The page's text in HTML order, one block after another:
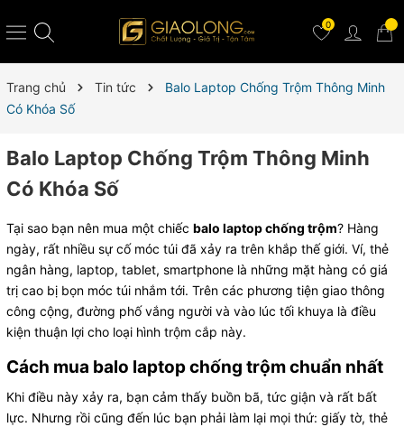
0
Trang chủ Tin tức
Balo Laptop Chống Trộm Thông Minh
Có Khóa Số
Balo Laptop Chống Trộm Thông Minh
Có Khóa Số
Tại sao bạn nên mua một chiếc balo laptop chống trộm? Hàng
ngày, rất nhiều sự cố móc túi đã xảy ra trên khắp thế giới. Ví, thẻ
ngân hàng, laptop, tablet, smartphone là những mặt hàng có giá
trị cao bị bọn móc túi nhắm tới. Trên các phương tiện giao thông
công cộng, đường phố vắng người và vào lúc tối khuya là điều
kiện thuận lợi cho loại hình trộm cắp này.
Cách mua balo laptop chống trộm chuẩn nhất
Khi điều này xảy ra, bạn cảm thấy buồn bã, tức giận và rất bất
lực. Nhưng rồi cũng đến lúc bạn phải làm lại mọi thứ: giấy tờ, thẻ